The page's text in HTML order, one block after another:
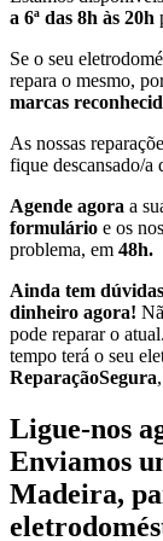
a 6ª das 8h às 20h
Se o seu
repara o mesmo,
marcas
As nossas
fique descansado/a
Agende agora a
formulário e os
problema, em 48h.
Ainda tem
dinheiro agora!
pode reparar o
tempo terá o seu
ReparaçãoSegura,
Ligue-nos
Enviamos
Madeira,